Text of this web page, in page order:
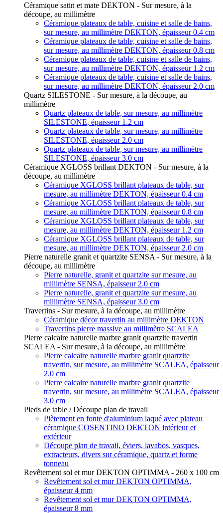
Céramique satin et mate DEKTON - Sur mesure, à la
découpe, au millimètre
Céramique plateaux de table, cuisine et salle de bains,
sur mesure, au millimètre DEKTON, épaisseur 0.4 cm
Céramique plateaux de table, cuisine et salle de bains,
sur mesure, au millimètre DEKTON, épaisseur 0.8 cm
Céramique plateaux de table, cuisine et salle de bains,
sur mesure, au millimètre DEKTON, épaisseur 1.2 cm
Céramique plateaux de table, cuisine et salle de bains,
sur mesure, au millimètre DEKTON, épaisseur 2.0 cm
Quartz SILESTONE - Sur mesure, à la découpe, au
millimètre
Quartz plateaux de table, sur mesure, au millimètre
SILESTONE, épaisseur 1.2 cm
Quartz plateaux de table, sur mesure, au millimètre
SILESTONE, épaisseur 2.0 cm
Quartz plateaux de table, sur mesure, au millimètre
SILESTONE, épaisseur 3.0 cm
Céramique XGLOSS brillant DEKTON - Sur mesure, à la
découpe, au millimètre
Céramique XGLOSS brillant plateaux de table, sur
mesure, au millimètre DEKTON, épaisseur 0.4 cm
Céramique XGLOSS brillant plateaux de table, sur
mesure, au millimètre DEKTON, épaisseur 0.8 cm
Céramique XGLOSS brillant plateaux de table, sur
mesure, au millimètre DEKTON, épaisseur 1.2 cm
Céramique XGLOSS brillant plateaux de table, sur
mesure, au millimètre DEKTON, épaisseur 2.0 cm
Pierre naturelle granit et quartzite SENSA - Sur mesure, à la
découpe, au millimètre
Pierre naturelle, granit et quartzite sur mesure, au
millimètre SENSA, épaisseur 2.0 cm
Pierre naturelle, granit et quartzite sur mesure, au
millimètre SENSA, épaisseur 3.0 cm
Travertins - Sur mesure, à la découpe, au millimètre
Céramique décor travertin au millimètre DEKTON
Travertins pierre massive au millimètre SCALEA
Pierre calcaire naturelle marbre granit quartzite travertin
SCALEA - Sur mesure, à la découpe, au millimètre
Pierre calcaire naturelle marbre granit quartzite
travertin, sur mesure, au millimètre SCALEA, épaisseur
2.0 cm
Pierre calcaire naturelle marbre granit quartzite
travertin, sur mesure, au millimètre SCALEA, épaisseur
3.0 cm
Pieds de table / Découpe plan de travail
Piètement en fonte d'aluminium laqué avec plateau
céramique COSENTINO DEKTON intérieur et
extérieur
Découpe plan de travail, éviers, lavabos, vasques,
extracteurs, divers sur céramique, quartz et forme
tonneau
Revêtement sol et mur DEKTON OPTIMMA - 260 x 100 cm
Revêtement sol et mur DEKTON OPTIMMA,
épaisseur 4 mm
Revêtement sol et mur DEKTON OPTIMMA,
épaisseur 8 mm